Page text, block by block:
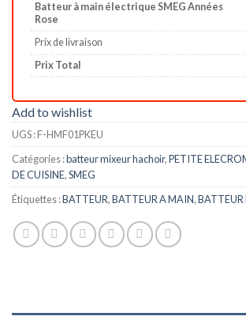
Batteur à main électrique SMEG Années
Rose
Prix de livraison
Prix Total
Add to wishlist
UGS :F-HMF01PKEU
Catégories :batteur mixeur hachoir,PETITE
DE CUISINE,SMEG
Étiquettes :BATTEUR,BATTEUR A MAIN,BATTEUR